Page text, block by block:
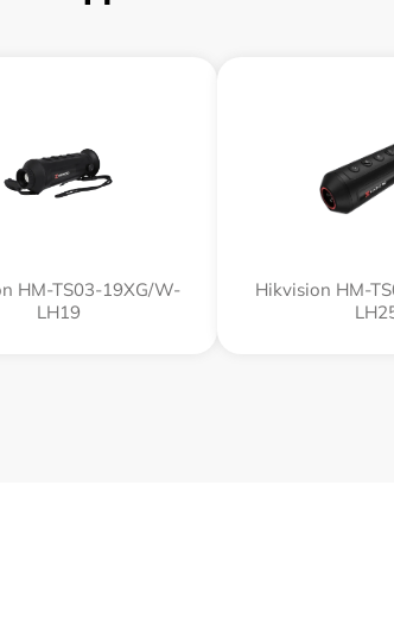
HM-TS03-19XG/W-
LH19
Hikvision HM-